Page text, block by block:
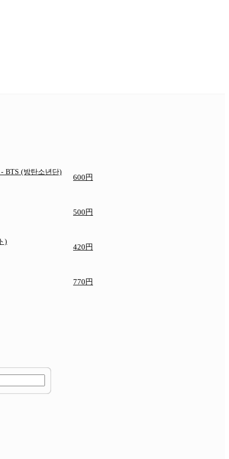
- BTS (방탄소년단)
600円
500円
)
420円
770円